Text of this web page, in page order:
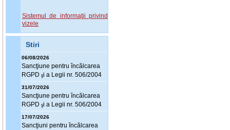
Sistemul de informaţii privind
vizele
Stiri
06/08/2026
Sancţiune pentru încălcarea
RGPD şi a Legii nr. 506/2004
31/07/2026
Sancţiune pentru încălcarea
RGPD şi a Legii nr. 506/2004
17/07/2026
Sancţiuni pentru încălcarea